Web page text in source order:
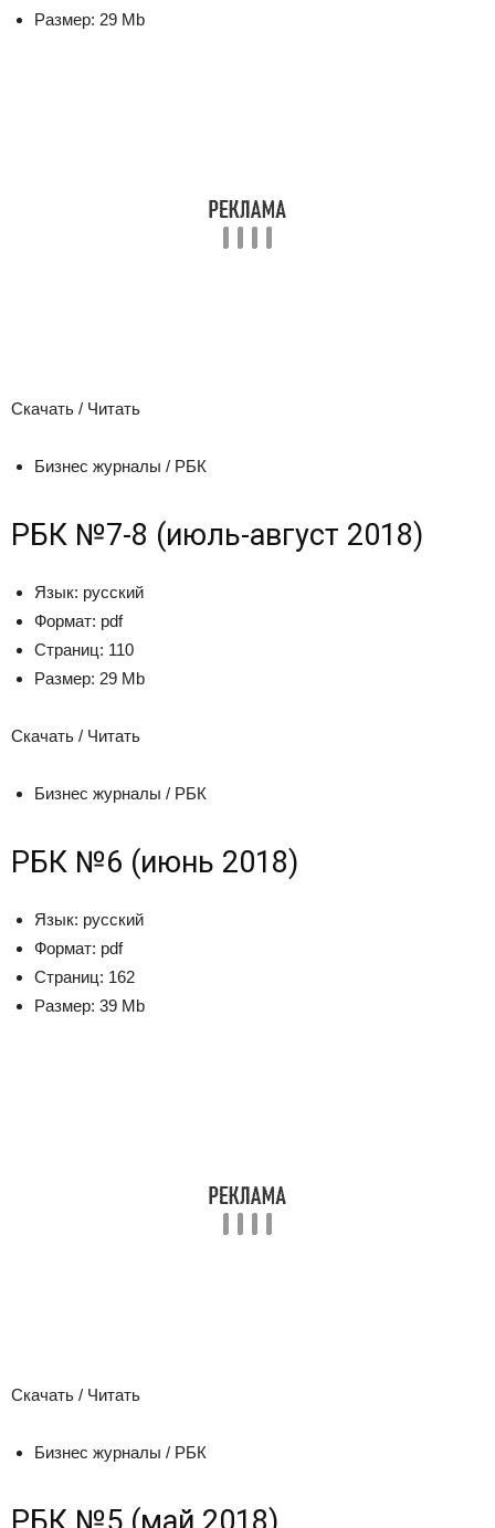
Размер: 29 Mb
Скачать / Читать
Бизнес журналы / РБК
РБК №7-8 (июль-август 2018)
Язык: русский
Формат: pdf
Страниц: 110
Размер: 29 Mb
Скачать / Читать
Бизнес журналы / РБК
РБК №6 (июнь 2018)
Язык: русский
Формат: pdf
Страниц: 162
Размер: 39 Mb
Скачать / Читать
Бизнес журналы / РБК